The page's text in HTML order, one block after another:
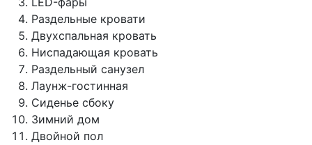
Раздельные кровати
Двухспальная кровать
Ниспадающая кровать
Раздельный санузел
Лаунж-гостинная
Сиденье сбоку
Зимний дом
Двойной пол